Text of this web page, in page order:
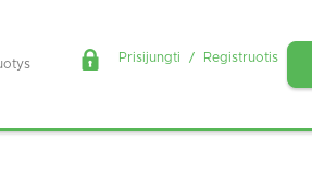
Prisijungti / Registruotis